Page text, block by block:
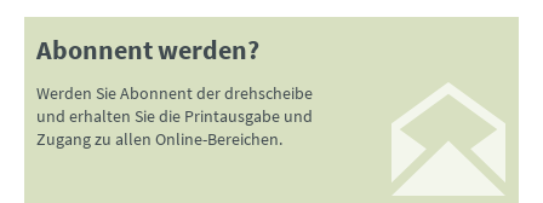
Abonnent werden?
Werden Sie Abonnent der drehscheibe
und erhalten Sie die Printausgabe und
Zugang zu allen Online-Bereichen.